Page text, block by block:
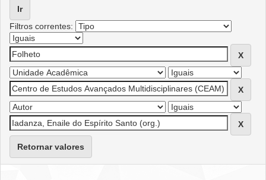
Filtros correntes:
Retornar valores